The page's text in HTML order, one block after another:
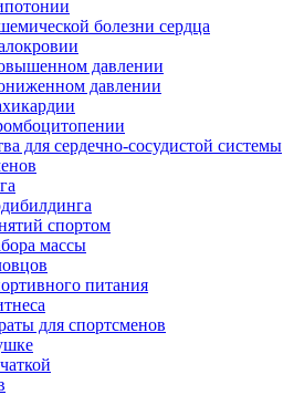
болезни сердца
давлении
давлении
для сердечно-сосудистой системы
спортом
массы
питания
для спортсменов